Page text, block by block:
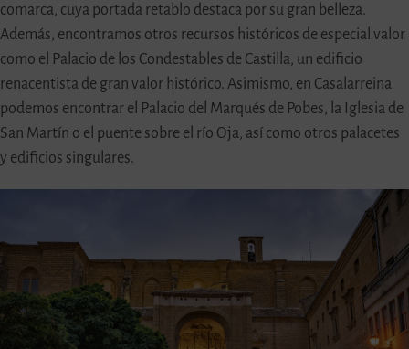
comarca, cuya portada retablo destaca por su gran belleza.
Además, encontramos otros recursos históricos de especial valor
como el Palacio de los Condestables de Castilla, un edificio
renacentista de gran valor histórico. Asimismo, en Casalarreina
podemos encontrar el Palacio del Marqués de Pobes, la Iglesia de
San Martín o el puente sobre el río Oja, así como otros palacetes
y edificios singulares.